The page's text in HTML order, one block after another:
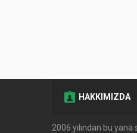
HAKKIMIZDA
2006 yılından bu yana